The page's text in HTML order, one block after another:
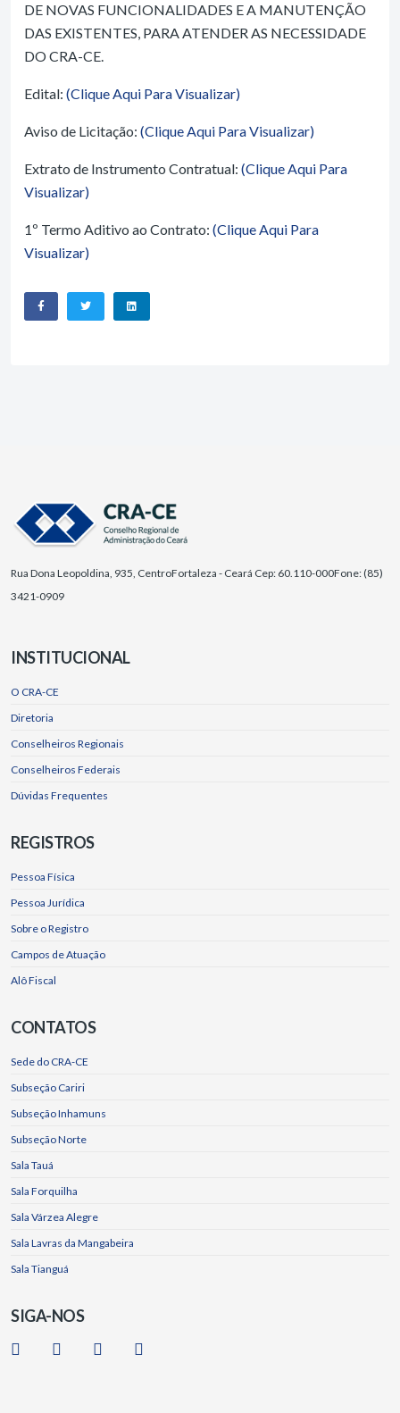
DE NOVAS FUNCIONALIDADES E A MANUTENÇÃO
DAS EXISTENTES, PARA ATENDER AS NECESSIDADE
DO CRA-CE.
Edital: (Clique Aqui Para Visualizar)
Aviso de Licitação: (Clique Aqui Para Visualizar)
Extrato de Instrumento Contratual: (Clique Aqui Para
Visualizar)
1º Termo Aditivo ao Contrato: (Clique Aqui Para
Visualizar)
Rua Dona Leopoldina, 935, CentroFortaleza - Ceará Cep: 60.110-000Fone: (85)
3421-0909
INSTITUCIONAL
O CRA-CE
Diretoria
Conselheiros Regionais
Conselheiros Federais
Dúvidas Frequentes
REGISTROS
Pessoa Física
Pessoa Jurídica
Sobre o Registro
Campos de Atuação
Alô Fiscal
CONTATOS
Sede do CRA-CE
Subseção Cariri
Subseção Inhamuns
Subseção Norte
Sala Tauá
Sala Forquilha
Sala Várzea Alegre
Sala Lavras da Mangabeira
Sala Tianguá
SIGA-NOS